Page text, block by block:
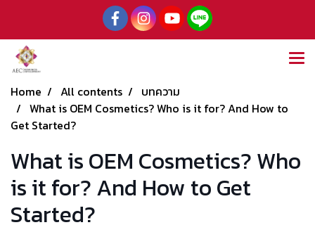
Home All contents
บทความ
What is OEM Cosmetics? Who is it for? And How to
Get Started?
What is OEM Cosmetics? Who
is it for? And How to Get
Started?